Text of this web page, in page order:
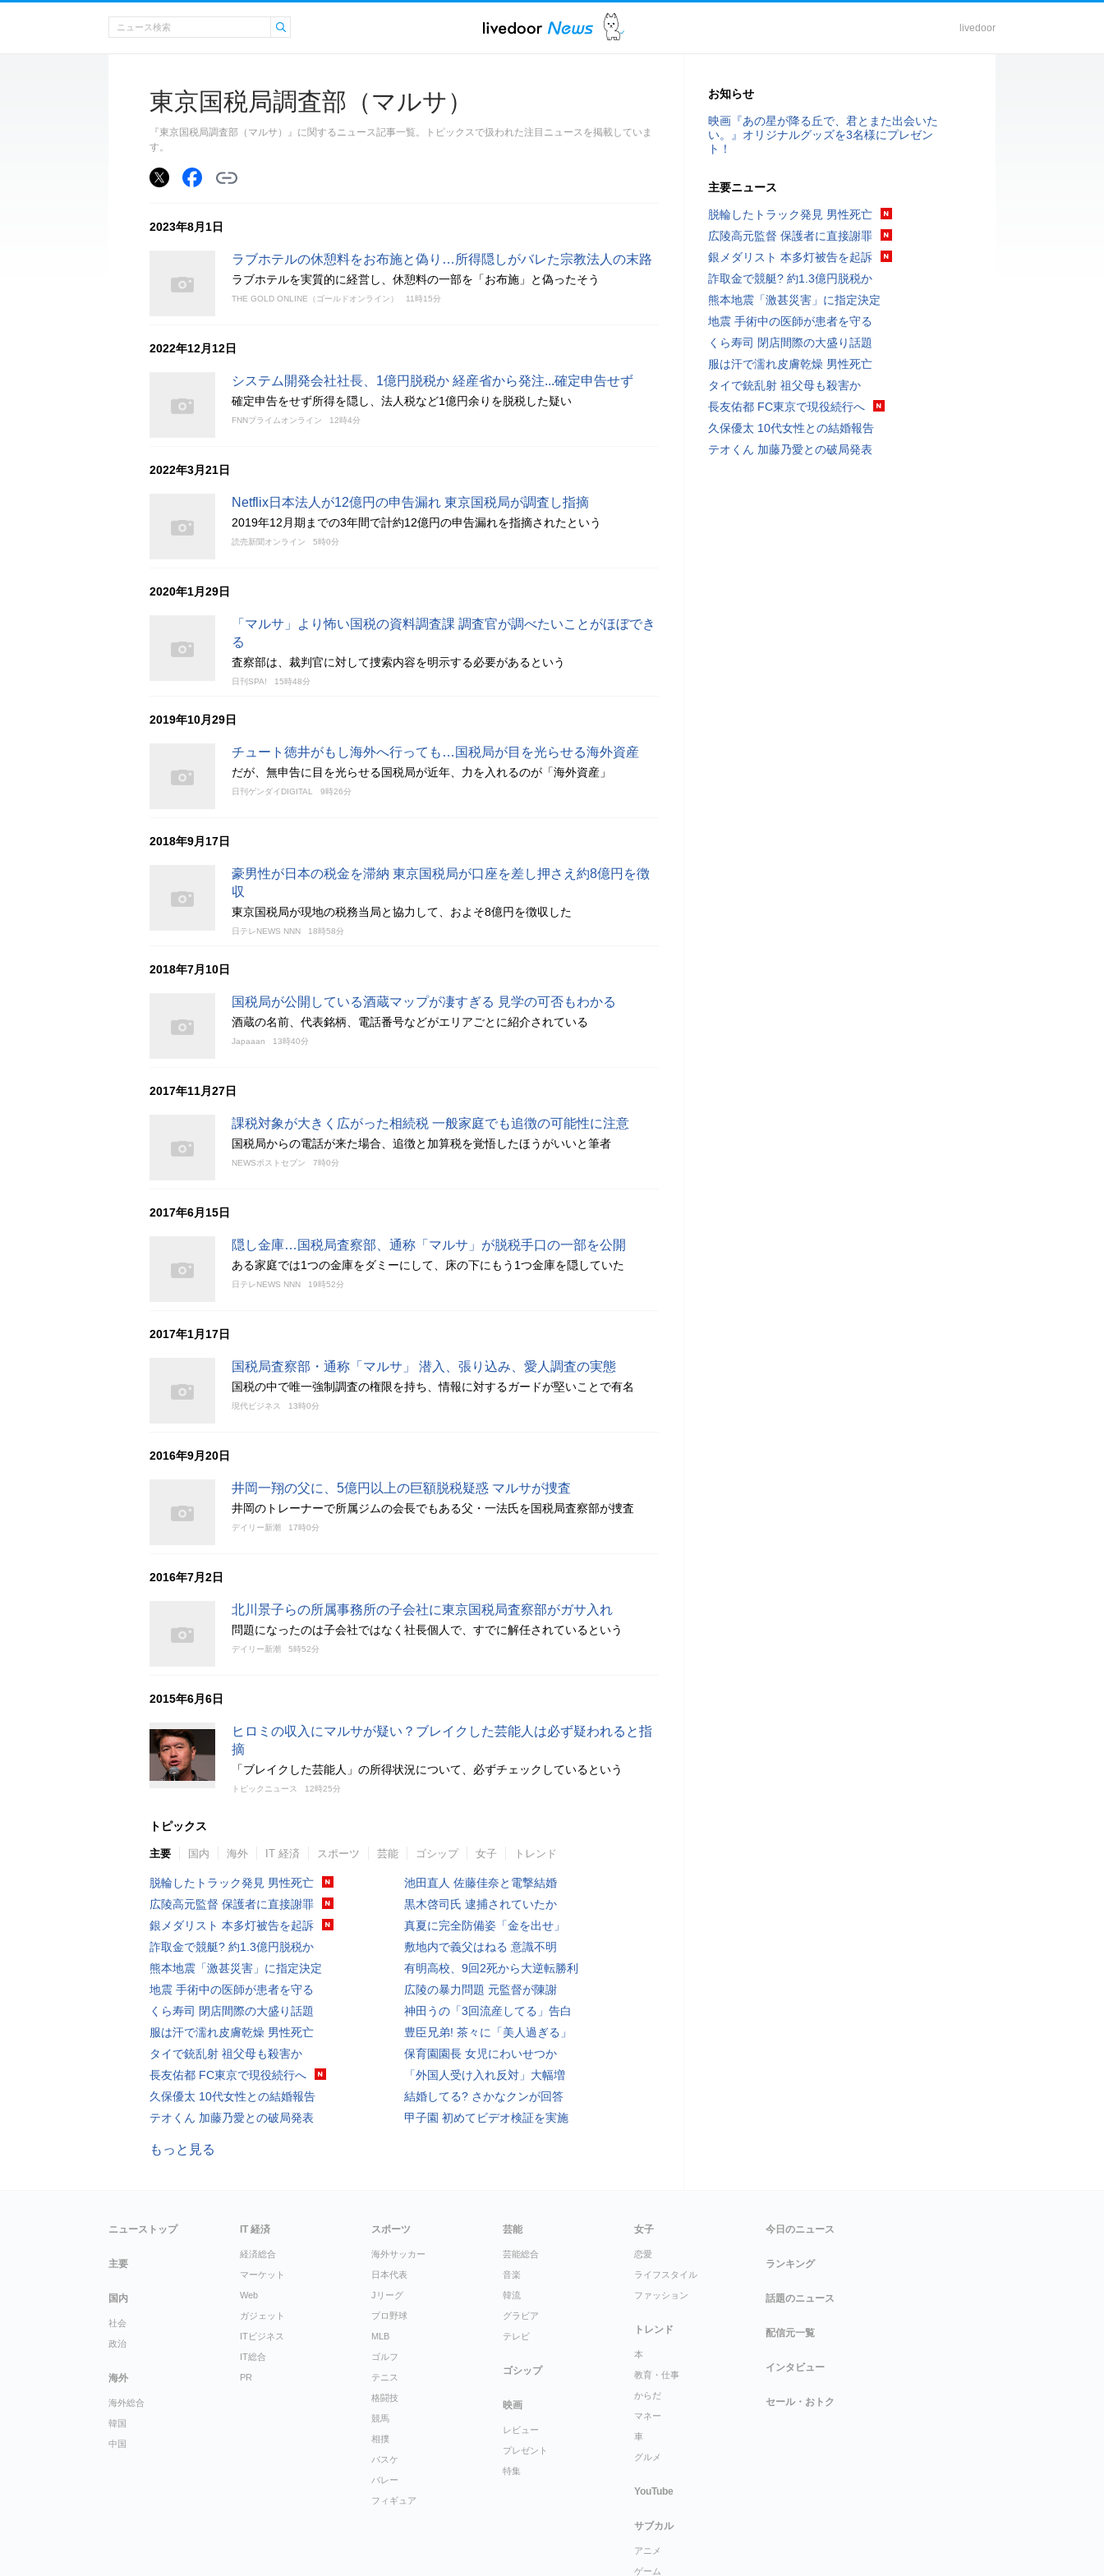
livedoor
東京国税局調査部（マルサ）
『東京国税局調査部（マルサ）』に関するニュース記事一覧。トピックスで扱われた注目ニュースを掲載していま
す。
2023年8月1日
ラブホテルの休憩料をお布施と偽り…所得隠しがバレた宗教法人の末路
ラブホテルを実質的に経営し、休憩料の一部を「お布施」と偽ったそう
THE GOLD ONLINE（ゴールドオンライン） 11時15分
2022年12月12日
システム開発会社社長、1億円脱税か 経産省から発注...確定申告せず
確定申告をせず所得を隠し、法人税など1億円余りを脱税した疑い
FNNプライムオンライン 12時4分
2022年3月21日
Netflix日本法人が12億円の申告漏れ 東京国税局が調査し指摘
2019年12月期までの3年間で計約12億円の申告漏れを指摘されたという
読売新聞オンライン 5時0分
2020年1月29日
「マルサ」より怖い国税の資料調査課 調査官が調べたいことがほぼでき
る
査察部は、裁判官に対して捜索内容を明示する必要があるという
日刊SPA! 15時48分
2019年10月29日
チュート徳井がもし海外へ行っても…国税局が目を光らせる海外資産
だが、無申告に目を光らせる国税局が近年、力を入れるのが「海外資産」
日刊ゲンダイDIGITAL 9時26分
2018年9月17日
豪男性が日本の税金を滞納 東京国税局が口座を差し押さえ約8億円を徴
収
東京国税局が現地の税務当局と協力して、およそ8億円を徴収した
日テレNEWS NNN 18時58分
2018年7月10日
国税局が公開している酒蔵マップが凄すぎる 見学の可否もわかる
酒蔵の名前、代表銘柄、電話番号などがエリアごとに紹介されている
Japaaan 13時40分
2017年11月27日
課税対象が大きく広がった相続税 一般家庭でも追徴の可能性に注意
国税局からの電話が来た場合、追徴と加算税を覚悟したほうがいいと筆者
NEWSポストセブン 7時0分
2017年6月15日
隠し金庫…国税局査察部、通称「マルサ」が脱税手口の一部を公開
ある家庭では1つの金庫をダミーにして、床の下にもう1つ金庫を隠していた
日テレNEWS NNN 19時52分
2017年1月17日
国税局査察部・通称「マルサ」 潜入、張り込み、愛人調査の実態
国税の中で唯一強制調査の権限を持ち、情報に対するガードが堅いことで有名
現代ビジネス 13時0分
2016年9月20日
井岡一翔の父に、5億円以上の巨額脱税疑惑 マルサが捜査
井岡のトレーナーで所属ジムの会長でもある父・一法氏を国税局査察部が捜査
デイリー新潮 17時0分
2016年7月2日
北川景子らの所属事務所の子会社に東京国税局査察部がガサ入れ
問題になったのは子会社ではなく社長個人で、すでに解任されているという
デイリー新潮 5時52分
2015年6月6日
ヒロミの収入にマルサが疑い？ブレイクした芸能人は必ず疑われると指
摘
「ブレイクした芸能人」の所得状況について、必ずチェックしているという
トピックニュース 12時25分
トピックス
主要 国内 海外 IT 経済 スポーツ 芸能 ゴシップ 女子 トレンド
脱輪したトラック発見 男性死亡
広陵高元監督 保護者に直接謝罪
銀メダリスト 本多灯被告を起訴
詐取金で競艇? 約1.3億円脱税か
熊本地震「激甚災害」に指定決定
地震 手術中の医師が患者を守る
くら寿司 閉店間際の大盛り話題
服は汗で濡れ皮膚乾燥 男性死亡
タイで銃乱射 祖父母も殺害か
長友佑都 FC東京で現役続行へ
久保優太 10代女性との結婚報告
テオくん 加藤乃愛との破局発表
池田直人 佐藤佳奈と電撃結婚
黒木啓司氏 逮捕されていたか
真夏に完全防備姿「金を出せ」
敷地内で義父はねる 意識不明
有明高校、9回2死から大逆転勝利
広陵の暴力問題 元監督が陳謝
神田うの「3回流産してる」告白
豊臣兄弟! 茶々に「美人過ぎる」
保育園園長 女児にわいせつか
「外国人受け入れ反対」大幅増
結婚してる? さかなクンが回答
甲子園 初めてビデオ検証を実施
もっと見る
お知らせ
映画『あの星が降る丘で、君とまた出会いた
い。』オリジナルグッズを3名様にプレゼン
ト！
主要ニュース
脱輪したトラック発見 男性死亡
広陵高元監督 保護者に直接謝罪
銀メダリスト 本多灯被告を起訴
詐取金で競艇? 約1.3億円脱税か
熊本地震「激甚災害」に指定決定
地震 手術中の医師が患者を守る
くら寿司 閉店間際の大盛り話題
服は汗で濡れ皮膚乾燥 男性死亡
タイで銃乱射 祖父母も殺害か
長友佑都 FC東京で現役続行へ
久保優太 10代女性との結婚報告
テオくん 加藤乃愛との破局発表
ニューストップ
主要
国内
社会
政治
海外
海外総合
韓国
中国
IT 経済
経済総合
マーケット
Web
ガジェット
ITビジネス
IT総合
PR
スポーツ
海外サッカー
日本代表
Jリーグ
プロ野球
MLB
ゴルフ
テニス
格闘技
競馬
相撲
バスケ
バレー
フィギュア
芸能
芸能総合
音楽
韓流
グラビア
テレビ
ゴシップ
映画
レビュー
プレゼント
特集
女子
恋愛
ライフスタイル
ファッション
トレンド
本
教育・仕事
からだ
マネー
車
グルメ
YouTube
サブカル
アニメ
ゲーム
今日のニュース
ランキング
話題のニュース
配信元一覧
インタビュー
セール・おトク